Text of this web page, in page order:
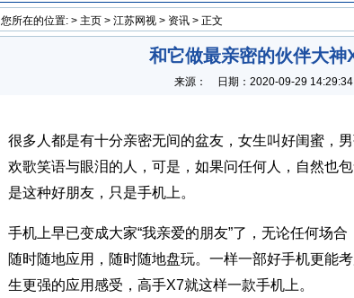
您所在的位置: > 主页 > 江苏网视 > 资讯 > 正文
和它做最亲密的伙伴大神
来源： 日期： 2020-09-29 14:29:34
很多人都是有十分亲密无间的盆友，女生叫好闺蜜，
欢歌笑语与眼泪的人，可是，如果问任何人，自然也
是这种好朋友，只是手机上。
手机上早已变成大家“我亲爱的朋友”了，无论任何场
随时随地应用，随时随地盘玩。一样一部好手机更能
生更强的应用感受，高手X7就这样一款手机上。